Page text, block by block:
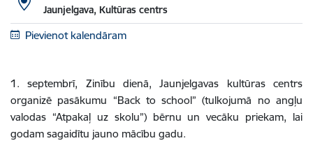
Jaunjelgava, Kultūras centrs
Pievienot kalendāram
1. septembrī, Zinību dienā, Jaunjelgavas kultūras centrs
organizē pasākumu “Back to school” (tulkojumā no angļu
valodas “Atpakaļ uz skolu”) bērnu un vecāku priekam, lai
godam sagaidītu jauno mācību gadu.